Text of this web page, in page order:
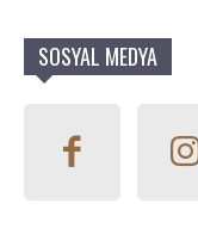
SOSYAL MEDYA